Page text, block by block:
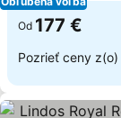
Od 177 €
Pozrieť ceny z(o)